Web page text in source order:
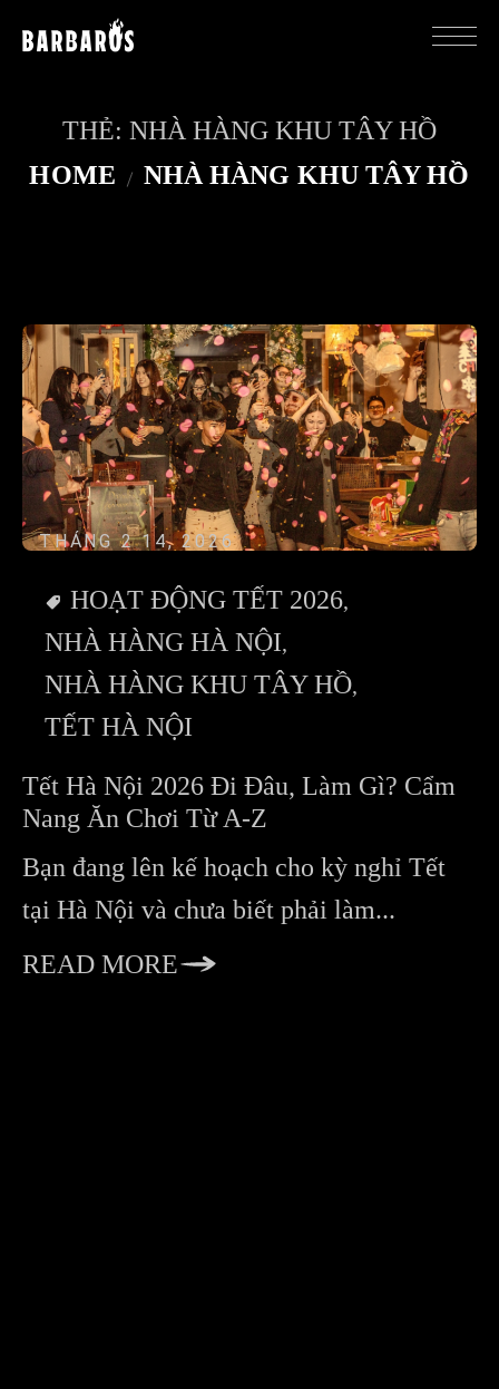
THẺ: NHÀ HÀNG KHU TÂY HỒ
HOME
NHÀ HÀNG KHU TÂY HỒ
THÁNG 2 14, 2026
HOẠT ĐỘNG TẾT 2026
NHÀ HÀNG HÀ NỘI
NHÀ HÀNG KHU TÂY HỒ
TẾT HÀ NỘI
Tết Hà Nội 2026 Đi Đâu, Làm Gì? Cẩm
Nang Ăn Chơi Từ A-Z
Bạn đang lên kế hoạch cho kỳ nghỉ Tết
tại Hà Nội và chưa biết phải làm...
READ MORE